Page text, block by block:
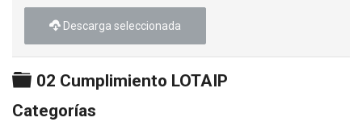
Descarga seleccionada
Carpeta
02 Cumplimiento LOTAIP
Categorías